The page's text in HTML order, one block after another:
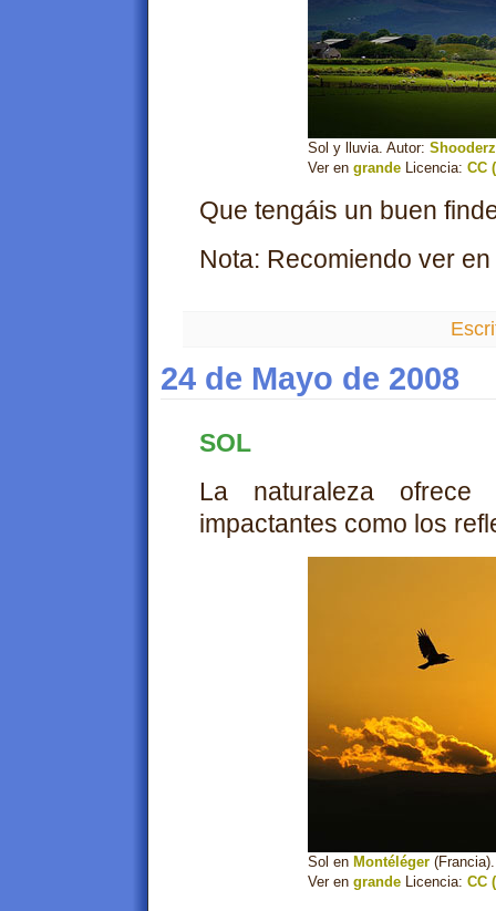
Sol y lluvia. Autor: Shooderz
Ver en grandeLicencia: CC
Que tengáis un buen
Nota: Recomiendo ver
24 de Mayo de 2008
SOL
La naturaleza ofrece
impactantes como los
Sol en Montéléger
Ver en grandeLicencia: CC